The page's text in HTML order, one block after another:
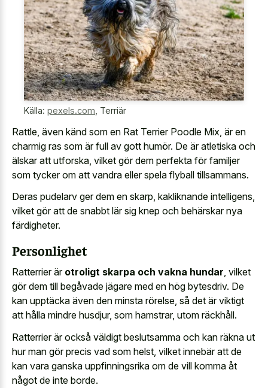
Källa: pexels.com Terriär
Rattle, även känd som en Rat Terrier Poodle Mix, är en
charmig ras som är full av gott humör. De är atletiska och
älskar att utforska, vilket gör dem perfekta för familjer
som tycker om att vandra eller spela flyball tillsammans.
Deras pudelarv ger dem en skarp, kakliknande intelligens,
vilket gör att de snabbt lär sig knep och behärskar nya
färdigheter.
Personlighet
Ratterrier är otroligt skarpa och vakna hundar, vilket
gör dem till begåvade jägare med en hög bytesdriv. De
kan upptäcka även den minsta rörelse, så det är viktigt
att hålla mindre husdjur, som hamstrar, utom räckhåll.
Ratterrier är också väldigt beslutsamma och kan räkna ut
hur man gör precis vad som helst, vilket innebär att de
kan vara ganska uppfinningsrika om de vill komma åt
något de inte borde.